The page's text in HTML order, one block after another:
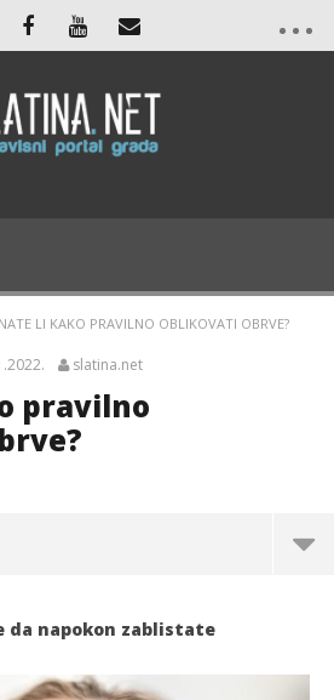
LI KAKO PRAVILNO OBLIKOVATI OBRVE?
slatina.net
pravilno
da napokon zablistate